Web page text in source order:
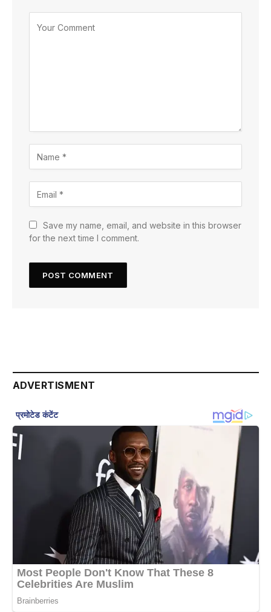
Save my name, email, and website in this browser
for the next time I comment.
ADVERTISMENT